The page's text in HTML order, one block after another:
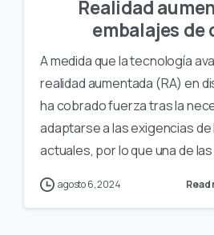
Realidad
embalajes de
A medida que la tecnología
realidad aumentada (RA) en
ha cobrado fuerza tras la
adaptarse a las exigencias
actuales, por lo que una de
agosto 6, 2024 Read